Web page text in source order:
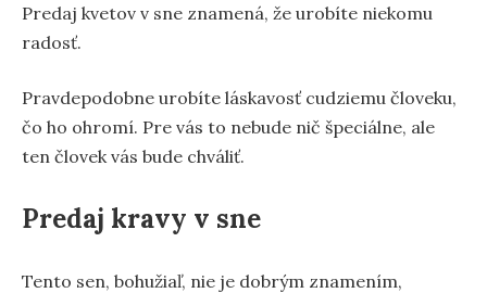
Predaj kvetov v sne znamená, že urobíte niekomu
radosť.
Pravdepodobne urobíte láskavosť cudziemu človeku,
čo ho ohromí. Pre vás to nebude nič špeciálne, ale
ten človek vás bude chváliť.
Predaj kravy v sne
Tento sen, bohužiaľ, nie je dobrým znamením,